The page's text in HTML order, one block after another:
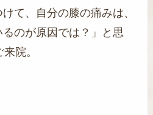
て、自分の膝の痛みは、
るのが原因では？」と思
院。